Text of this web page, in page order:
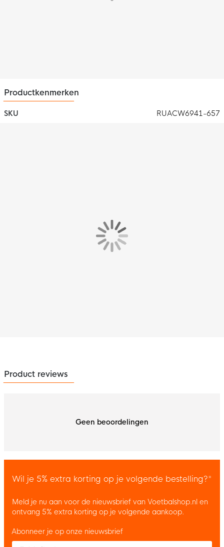
Productkenmerken
SKU RUACW6941-657
Product reviews
Geen beoordelingen
Wil je 5% extra korting op je volgende bestelling?*
Meld je nu aan voor de nieuwsbrief van Voetbalshop.nl en
ontvang 5% extra korting op je volgende aankoop.
Enter your email and accept the privacy policy to subscribe to
Abonneer je op onze nieuwsbrief